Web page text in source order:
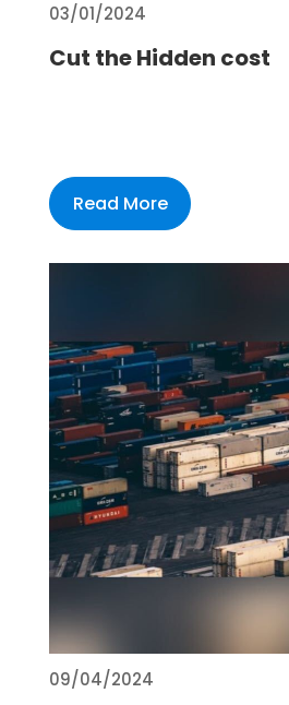
03/01/2024
Cut the Hidden cost
Read More
09/04/2024